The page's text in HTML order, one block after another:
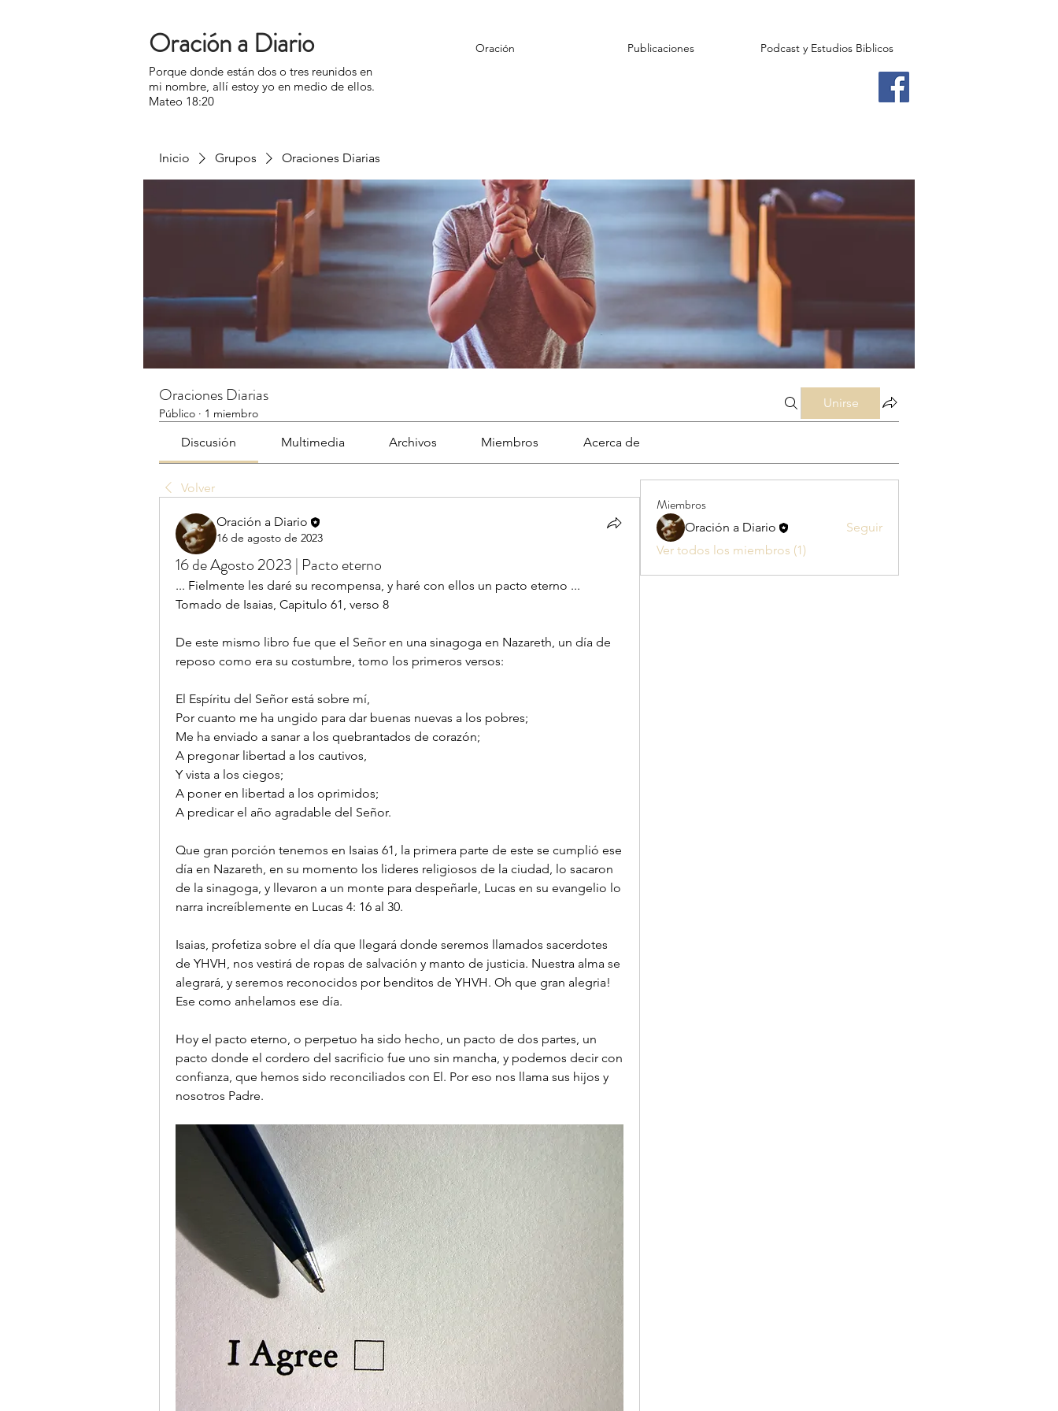
Oración a Diario Oración Publicaciones Podcast y Estudios Biblicos
Porque donde están dos o tres reunidos en
mi nombre, allí estoy yo en medio de ellos.
Mateo 18:20
Inicio Grupos Oraciones Diarias
Oraciones Diarias
Público · 1 miembro
Unirse
Discusión Multimedia Archivos Miembros Acerca de
Volver
Oración a Diario
16 de agosto de 2023
16 de Agosto 2023 | Pacto eterno
... Fielmente les daré su recompensa, y haré con ellos un pacto eterno ...
Tomado de Isaias, Capitulo 61, verso 8
De este mismo libro fue que el Señor en una sinagoga en Nazareth, un día de
reposo como era su costumbre, tomo los primeros versos:
El Espíritu del Señor está sobre mí,
Por cuanto me ha ungido para dar buenas nuevas a los pobres;
Me ha enviado a sanar a los quebrantados de corazón;
A pregonar libertad a los cautivos,
Y vista a los ciegos;
A poner en libertad a los oprimidos;
A predicar el año agradable del Señor.
Que gran porción tenemos en Isaias 61, la primera parte de este se cumplió ese
día en Nazareth, en su momento los lideres religiosos de la ciudad, lo sacaron
de la sinagoga, y llevaron a un monte para despeñarle, Lucas en su evangelio lo
narra increíblemente en Lucas 4: 16 al 30.
Isaias, profetiza sobre el día que llegará donde seremos llamados sacerdotes
de YHVH, nos vestirá de ropas de salvación y manto de justicia. Nuestra alma se
alegrará, y seremos reconocidos por benditos de YHVH. Oh que gran alegria!
Ese como anhelamos ese día.
Hoy el pacto eterno, o perpetuo ha sido hecho, un pacto de dos partes, un
pacto donde el cordero del sacrificio fue uno sin mancha, y podemos decir con
confianza, que hemos sido reconciliados con El. Por eso nos llama sus hijos y
nosotros Padre.
Miembros
Oración a Diario
Seguir
Ver todos los miembros (1)